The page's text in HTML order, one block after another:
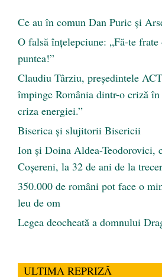
Ce au în comun Dan Puric şi
O falsă înțelepciune: „Fă-te
puntea!”
Claudiu Târziu, președintele
împinge România dintr-o criză
criza energiei.”
Biserica și slujitorii Bisericii
Ion și Doina Aldea-Teodorovici,
Coșereni, la 32 de ani de la
350.000 de români pot face o
leu de om
Legea deocheată a domnului
ULTIMA REPRIZĂ